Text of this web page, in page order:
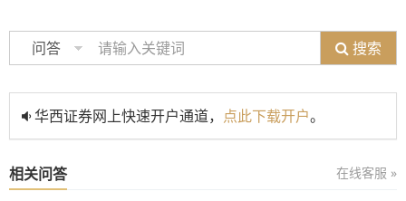
问答 搜索
华西证券网上快速开户通道， 点此下载开户。
相关问答 在线客服 »